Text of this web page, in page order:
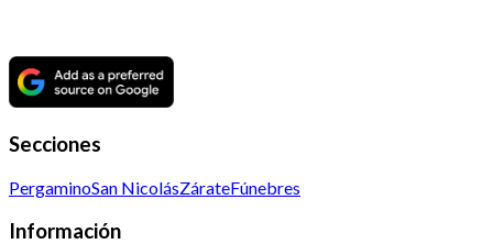
Secciones
PergaminoSan NicolásZárateFúnebres
Información